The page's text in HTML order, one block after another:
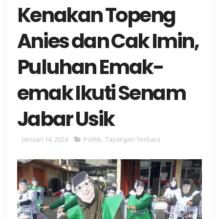
Kenakan Topeng
Anies dan Cak Imin,
Puluhan Emak-
emak Ikuti Senam
Jabar Usik
Januari 14, 2024 Politik Tayangan Terbaru